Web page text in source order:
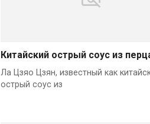
Китайский острый соус из
Ла Цзяо Цзян, известный как
острый соус из